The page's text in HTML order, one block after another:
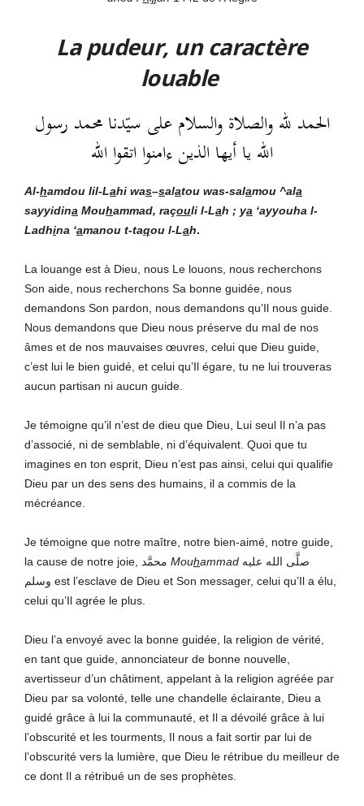
La pudeur, un caractère
louable
الحمد لله والصلاة والسلام على سيّدنا محمد رسول
الله يا أيها الذين ءامنوا اتقوا الله
Al-hamdou lil-Lahi was–salatou was-salamou ^ala
sayyidina Mouhammad, raçouli l-Lah ; ya ‘ayyouha l-
Ladhina ‘amanou t-taqou l-Lah.
La louange est à Dieu, nous Le louons, nous recherchons
Son aide, nous recherchons Sa bonne guidée, nous
demandons Son pardon, nous demandons qu’Il nous guide.
Nous demandons que Dieu nous préserve du mal de nos
âmes et de nos mauvaises œuvres, celui que Dieu guide,
c’est lui le bien guidé, et celui qu’Il égare, tu ne lui trouveras
aucun partisan ni aucun guide.
Je témoigne qu’il n’est de dieu que Dieu, Lui seul Il n’a pas
d’associé, ni de semblable, ni d’équivalent. Quoi que tu
imagines en ton esprit, Dieu n’est pas ainsi, celui qui qualifie
Dieu par un des sens des humains, il a commis de la
mécréance.
Je témoigne que notre maître, notre bien-aimé, notre guide,
Mouhammad
وسلم est l’esclave de Dieu et Son messager, celui qu’Il a élu,
celui qu’Il agrée le plus.
Dieu l’a envoyé avec la bonne guidée, la religion de vérité,
en tant que guide, annonciateur de bonne nouvelle,
avertisseur d’un châtiment, appelant à la religion agréée par
Dieu par sa volonté, telle une chandelle éclairante, Dieu a
guidé grâce à lui la communauté, et Il a dévoilé grâce à lui
l’obscurité et les tourments, Il nous a fait sortir par lui de
l’obscurité vers la lumière, que Dieu le rétribue du meilleur de
ce dont Il a rétribué un de ses prophètes.